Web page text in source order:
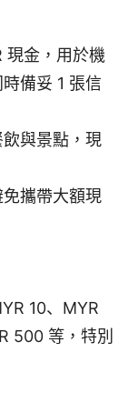
現金，用於機
備妥 1 張信
與景點，現
攜帶大額現
10、MYR
500 等，特別